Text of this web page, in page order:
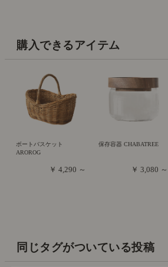
購入できるアイテム
ボートバスケット
AROROG
￥ 4,290 ～
保存容器 CHABATREE
￥ 3,080 ～
同じタグがついている投稿